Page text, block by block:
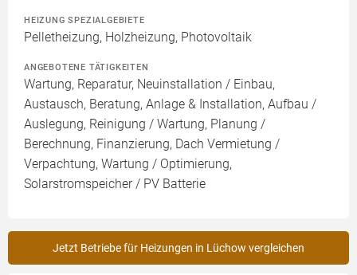
HEIZUNG SPEZIALGEBIETE
Pelletheizung, Holzheizung, Photovoltaik
ANGEBOTENE TÄTIGKEITEN
Wartung, Reparatur, Neuinstallation / Einbau,
Austausch, Beratung, Anlage & Installation, Aufbau /
Auslegung, Reinigung / Wartung, Planung /
Berechnung, Finanzierung, Dach Vermietung /
Verpachtung, Wartung / Optimierung,
Solarstromspeicher / PV Batterie
Jetzt Betriebe für Heizungen in Lüchow vergleichen